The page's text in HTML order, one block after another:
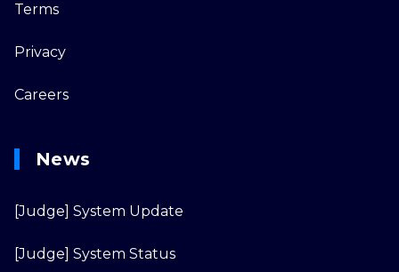
Terms
Privacy
Careers
News
[Judge] System Update
[Judge] System Status